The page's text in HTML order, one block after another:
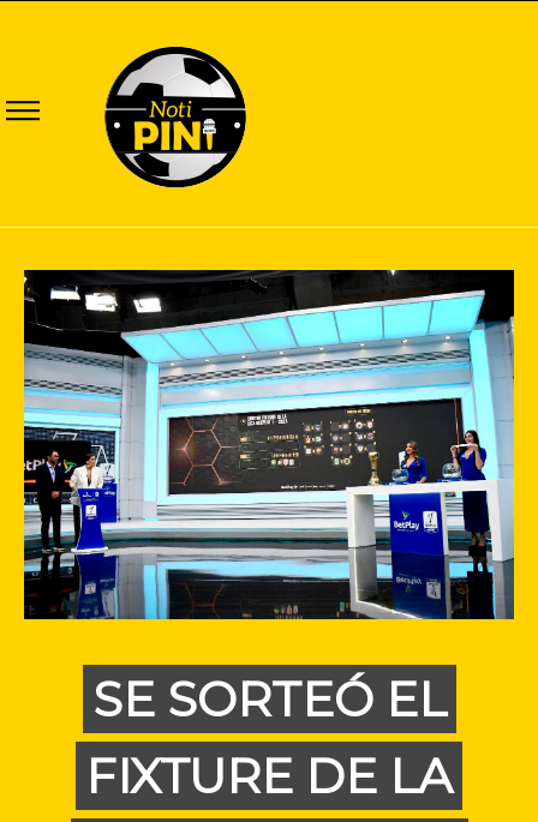
SE SORTEÓ EL
FIXTURE DE LA